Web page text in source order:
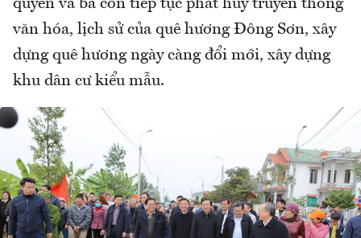
quyền và bà con tiếp tục phát huy truyền thống
văn hóa, lịch sử của quê hương Đông Sơn, xây
dựng quê hương ngày càng đổi mới, xây dựng
khu dân cư kiểu mẫu.